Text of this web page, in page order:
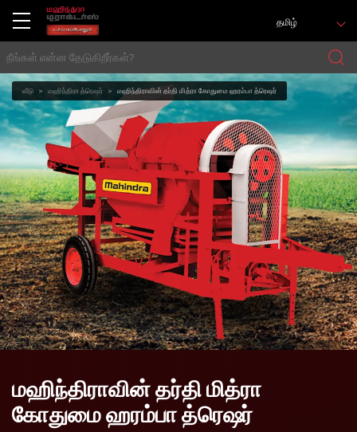
தமிழ்
வீடு மஹிந்திரா த்ரெஷர் மஹிந்திராவின் தர்தி மித்ரா கோதுமை ஹரம்பா த்ரெஷர்
மஹிந்திராவின் தர்தி மித்ரா
கோதுமை ஹரம்பா த்ரெஷர்